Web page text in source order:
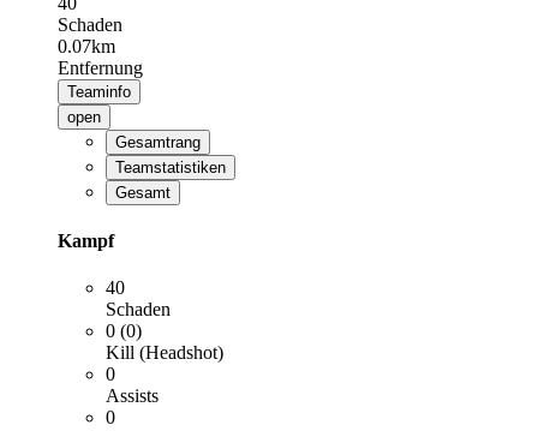
Schaden
0.07km
Entfernung
Teaminfo
open
Gesamtrang
Teamstatistiken
Gesamt
Kampf
40
Schaden
0 (0)
Kill (Headshot)
0
Assists
0